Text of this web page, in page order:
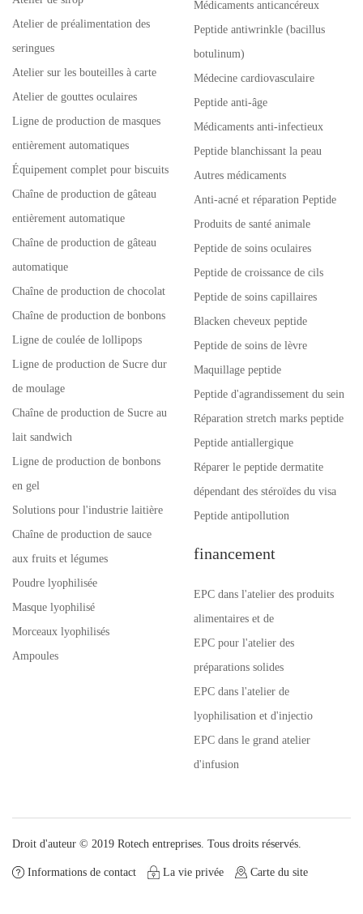
Atelier de préalimentation des
seringues
Atelier sur les bouteilles à carte
Atelier de gouttes oculaires
Ligne de production de masques
entièrement automatiques
Équipement complet pour biscuits
Chaîne de production de gâteau
entièrement automatique
Chaîne de production de gâteau
automatique
Chaîne de production de chocolat
Chaîne de production de bonbons
Ligne de coulée de lollipops
Ligne de production de Sucre dur
de moulage
Chaîne de production de Sucre au
lait sandwich
Ligne de production de bonbons
en gel
Solutions pour l'industrie laitière
Chaîne de production de sauce
aux fruits et légumes
Poudre lyophilisée
Masque lyophilisé
Morceaux lyophilisés
Ampoules
Médicaments anticancéreux
Peptide antiwrinkle (bacillus
botulinum)
Médecine cardiovasculaire
Peptide anti-âge
Médicaments anti-infectieux
Peptide blanchissant la peau
Autres médicaments
Anti-acné et réparation Peptide
Produits de santé animale
Peptide de soins oculaires
Peptide de croissance de cils
Peptide de soins capillaires
Blacken cheveux peptide
Peptide de soins de lèvre
Maquillage peptide
Peptide d'agrandissement du sein
Réparation stretch marks peptide
Peptide antiallergique
Réparer le peptide dermatite
dépendant des stéroïdes du visa
Peptide antipollution
financement
EPC dans l'atelier des produits
alimentaires et de
EPC pour l'atelier des
préparations solides
EPC dans l'atelier de
lyophilisation et d'injectio
EPC dans le grand atelier
d'infusion
Droit d'auteur © 2019 Rotech entreprises. Tous droits réservés.
Informations de contact La vie privée Carte du site